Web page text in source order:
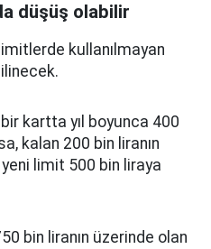
düşüş olabilir
kullanılmayan
kartta yıl boyunca 400
kalan 200 bin liranın
limit 500 bin liraya
bin liranın üzerinde olan